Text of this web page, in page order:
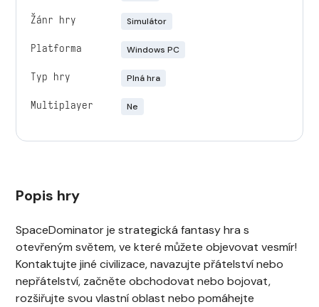
Žánr hry Simulátor
Platforma Windows PC
Typ hry Plná hra
Multiplayer Ne
Popis hry
SpaceDominator je strategická fantasy hra s
otevřeným světem, ve které můžete objevovat vesmír!
Kontaktujte jiné civilizace, navazujte přátelství nebo
nepřátelství, začněte obchodovat nebo bojovat,
rozšiřujte svou vlastní oblast nebo pomáhejte